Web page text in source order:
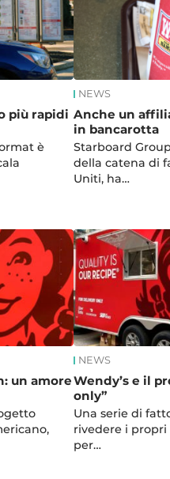
più rapidi
è
NEWS
Anche un
in bancarotta
Starboard
della catena di
Uniti, ha…
un amore
NEWS
Wendy’s e il
only”
Una serie di
rivedere i
per…